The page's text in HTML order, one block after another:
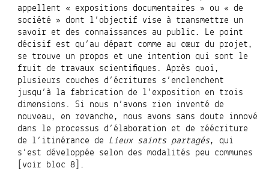
appellent « expositions documentaires » ou « de
société » dont l’objectif vise à transmettre un
savoir et des connaissances au public. Le point
décisif est qu’au départ comme au cœur du projet,
se trouve un propos et une intention qui sont le
fruit de travaux scientifiques. Après quoi,
plusieurs couches d’écritures s’enclenchent
jusqu’à la fabrication de l’exposition en trois
dimensions. Si nous n’avons rien inventé de
nouveau, en revanche, nous avons sans doute innové
dans le processus d’élaboration et de réécriture
de l’itinérance de Lieux saints partagés, qui
s’est développée selon des modalités peu communes
[voir bloc 8].